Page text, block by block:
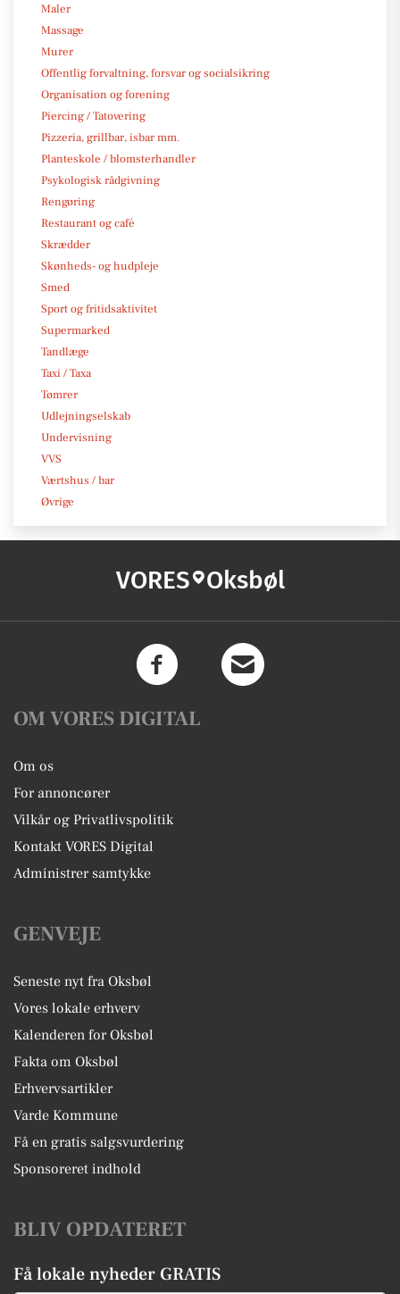
Maler
Massage
Murer
Offentlig forvaltning, forsvar og socialsikring
Organisation og forening
Piercing / Tatovering
Pizzeria, grillbar, isbar mm.
Planteskole / blomsterhandler
Psykologisk rådgivning
Rengøring
Restaurant og café
Skrædder
Skønheds- og hudpleje
Smed
Sport og fritidsaktivitet
Supermarked
Tandlæge
Taxi / Taxa
Tømrer
Udlejningselskab
Undervisning
VVS
Værtshus / bar
Øvrige
VORES Oksbøl
OM VORES DIGITAL
Om os
For annoncører
Vilkår og Privatlivspolitik
Kontakt VORES Digital
Administrer samtykke
GENVEJE
Seneste nyt fra Oksbøl
Vores lokale erhverv
Kalenderen for Oksbøl
Fakta om Oksbøl
Erhvervsartikler
Varde Kommune
Få en gratis salgsvurdering
Sponsoreret indhold
BLIV OPDATERET
Få lokale nyheder GRATIS